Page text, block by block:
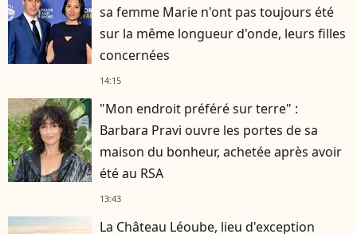
sa femme Marie n'ont pas toujours été
sur la même longueur d'onde, leurs filles
concernées
14:15
"Mon endroit préféré sur terre" :
Barbara Pravi ouvre les portes de sa
maison du bonheur, achetée après avoir
été au RSA
13:43
La Château Léoube, lieu d'exception